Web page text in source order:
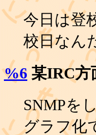
今日は登
校日な
%6 某IRC方
SNMPを
グラフ化